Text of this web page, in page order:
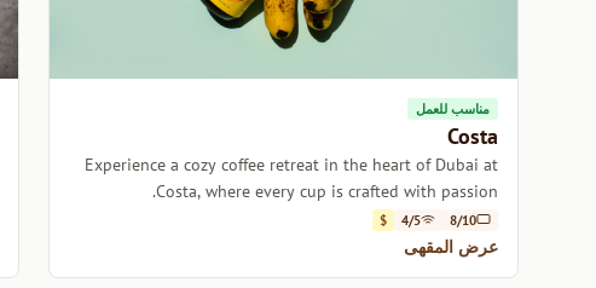
مناسب للعمل
Costa
Experience a cozy coffee retreat in the heart of Dubai at
Costa, where every cup is crafted with passion.
8/10
4/5
$
عرض المقهى